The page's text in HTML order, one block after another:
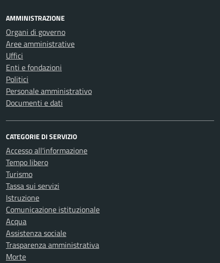
AMMINISTRAZIONE
Organi di governo
Aree amministrative
Uffici
Enti e fondazioni
Politici
Personale amministrativo
Documenti e dati
CATEGORIE DI SERVIZIO
Accesso all'informazione
Tempo libero
Turismo
Tassa sui servizi
Istruzione
Comunicazione istituzionale
Acqua
Assistenza sociale
Trasparenza amministrativa
Morte